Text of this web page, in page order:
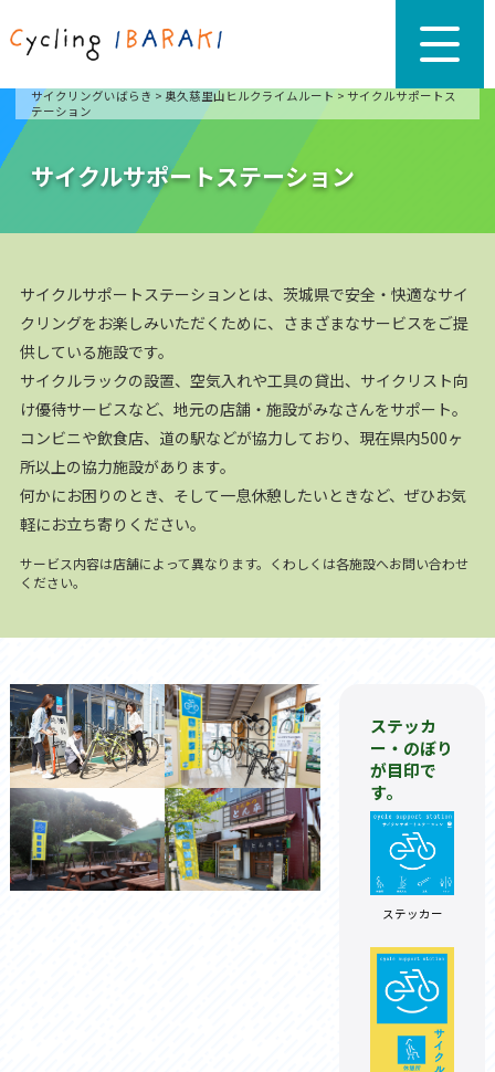
サイクリングいばらき > 奥久慈里山ヒルクライムルート > サイクルサポートス
テーション
サイクルサポートステーション
サイクルサポートステーションとは、茨城県で安全・快適なサイ
クリングをお楽しみいただくために、さまざまなサービスをご提
供している施設です。
サイクルラックの設置、空気入れや工具の貸出、サイクリスト向
け優待サービスなど、地元の店舗・施設がみなさんをサポート。
コンビニや飲食店、道の駅などが協力しており、現在県内500ヶ
所以上の協力施設があります。
何かにお困りのとき、そして一息休憩したいときなど、ぜひお気
軽にお立ち寄りください。
サービス内容は店舗によって異なります。くわしくは各施設へお問い合わせ
ください。
ステッカ
ー・のぼり
が目印で
す。
ステッカー